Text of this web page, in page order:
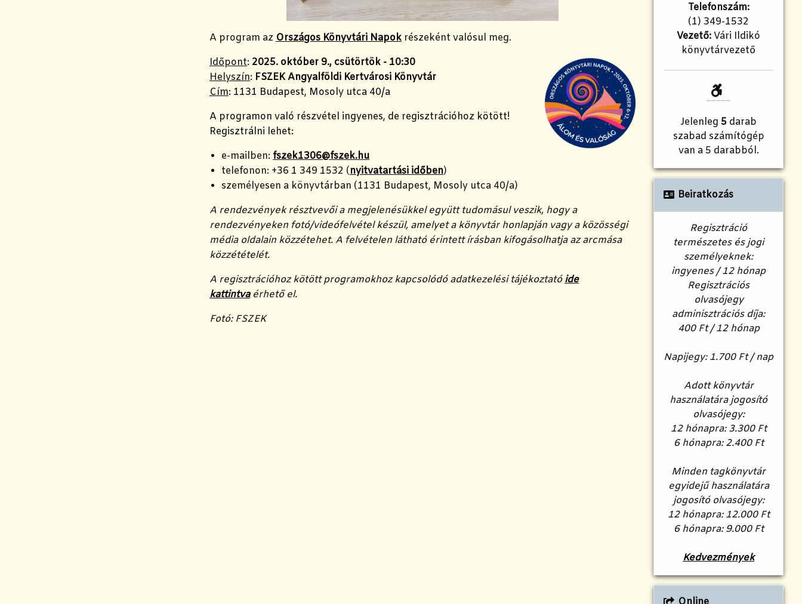
A program az Országos Könyvtári Napok részeként valósul meg.
Időpont: 2025. október 9., csütörtök - 10:30
Helyszín: FSZEK Angyalföldi Kertvárosi Könyvtár
Cím: 1131 Budapest, Mosoly utca 40/a
A programon való részvétel ingyenes, de regisztrációhoz kötött!
Regisztrálni lehet:
e-mailben: fszek1306@fszek.hu
telefonon: +36 1 349 1532 (nyitvatartási időben)
személyesen a könyvtárban (1131 Budapest, Mosoly utca 40/a)
A rendezvények résztvevői a megjelenésükkel együtt tudomásul veszik, hogy a
rendezvényeken fotó/videófelvétel készül, amelyet a könyvtár honlapján vagy a közösségi
média oldalain közzétehet. A felvételen látható érintett írásban kifogásolhatja az arcmása
közzétételét.
A regisztrációhoz kötött programokhoz kapcsolódó adatkezelési tájékoztatóide
kattintvaérhető el.
Fotó: FSZEK
Telefonszám:
(1) 349-1532
Vezető:Vári Ildikó
könyvtárvezető
Jelenleg 5 darab
szabad számítógép
van a 5 darabból.
Beiratkozás
Regisztráció
természetes és jogi
személyeknek:
ingyenes / 12 hónap
Regisztrációs
olvasójegy
adminisztrációs díja:
400 Ft / 12 hónap
Napijegy: 1.700 Ft / nap
Adott könyvtár
használatára jogosító
olvasójegy:
12 hónapra: 3.300 Ft
6 hónapra: 2.400 Ft
Minden tagkönyvtár
egyidejű használatára
jogosító olvasójegy:
12 hónapra: 12.000 Ft
6 hónapra: 9.000 Ft
Kedvezmények